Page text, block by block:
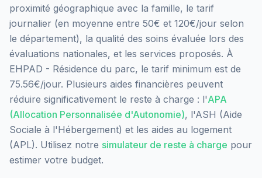
proximité géographique avec la famille, le tarif
journalier (en moyenne entre 50€ et 120€/jour selon
le département), la qualité des soins évaluée lors des
évaluations nationales, et les services proposés. À
EHPAD - Résidence du parc, le tarif minimum est de
75.56€/jour. Plusieurs aides financières peuvent
réduire significativement le reste à charge : l'APA
(Allocation Personnalisée d'Autonomie), l'ASH (Aide
Sociale à l'Hébergement) et les aides au logement
(APL). Utilisez notre simulateur de reste à charge pour
estimer votre budget.